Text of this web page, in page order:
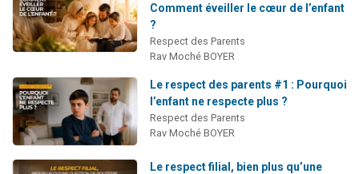
Comment éveiller le cœur de l’enfant
?
Respect des Parents
Rav Moché BOYER
Le respect des parents #1 : Pourquoi
l’enfant ne respecte plus ?
Respect des Parents
Rav Moché BOYER
Le respect filial, bien plus qu’une